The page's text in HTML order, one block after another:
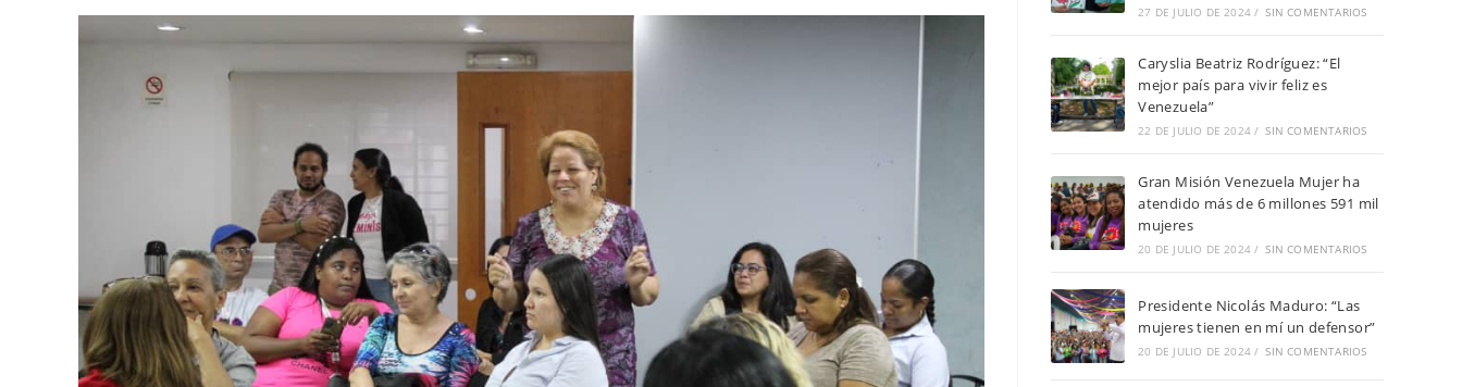
27 DE JULIO DE 2024 / SIN COMENTARIOS
Caryslia Beatriz Rodríguez: “El
mejor país para vivir feliz es
Venezuela”
22 DE JULIO DE 2024 / SIN COMENTARIOS
Gran Misión Venezuela Mujer ha
atendido más de 6 millones 591 mil
mujeres
20 DE JULIO DE 2024 / SIN COMENTARIOS
Presidente Nicolás Maduro: “Las
mujeres tienen en mí un defensor”
20 DE JULIO DE 2024 / SIN COMENTARIOS